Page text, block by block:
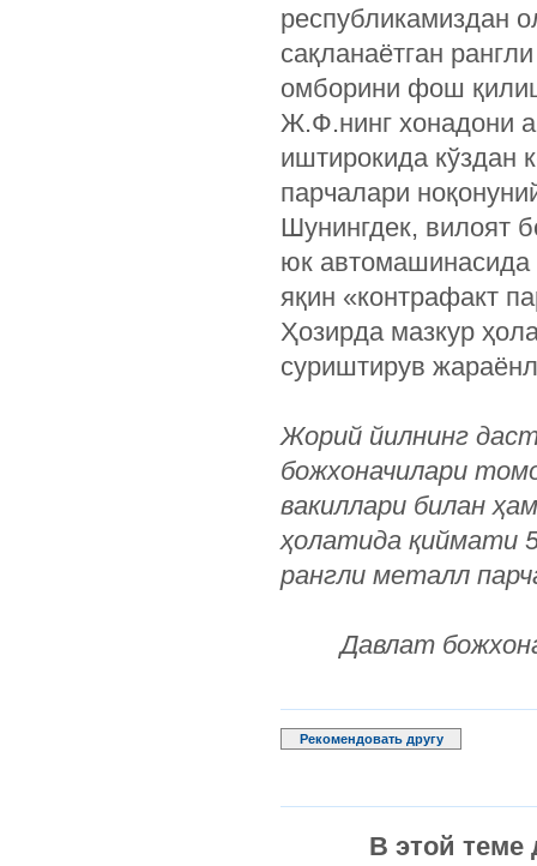
республикамиздан
сақланаётган
омборини фош
Ж.Ф.нинг хонадони
иштирокида кўздан
парчалари
Шунингдек, вилоят
юк автомашинасида
яқин «контрафакт
Ҳозирда мазкур
суриштирув
Жорий йилнинг
божхоначилари
вакиллари билан
ҳолатида қиймати
рангли металл
Давлат
Рекомендовать другу
В этой теме